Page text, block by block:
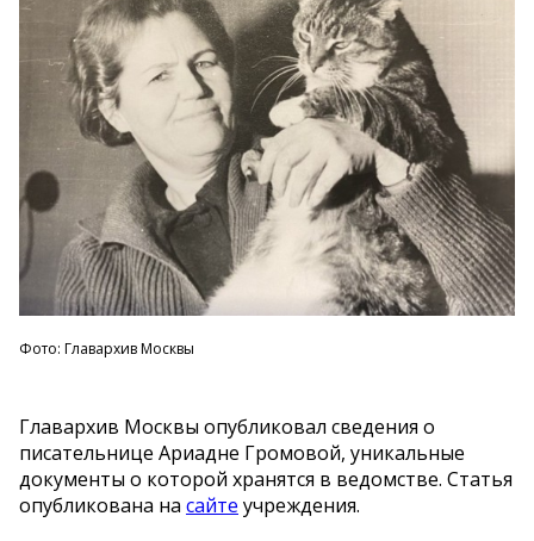
Фото: Главархив Москвы
Главархив Москвы опубликовал сведения о
писательнице Ариадне Громовой, уникальные
документы о которой хранятся в ведомстве. Статья
опубликована на сайте учреждения.